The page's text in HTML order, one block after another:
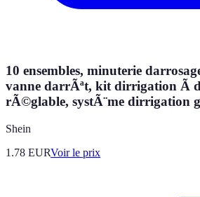
10 ensembles, minuterie
vanne darrÃªt, kit dirrigation Ã
rÃ©glable, systÃ¨me dirrigation
Shein
1.78 EURVoir le prix